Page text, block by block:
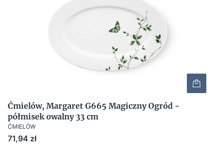
Ćmielów, Margaret G665 Magiczny Ogród -
półmisek owalny 33 cm
ĆMIELÓW
Cena
71,94 zł